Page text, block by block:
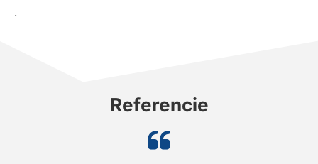
.
Referencie